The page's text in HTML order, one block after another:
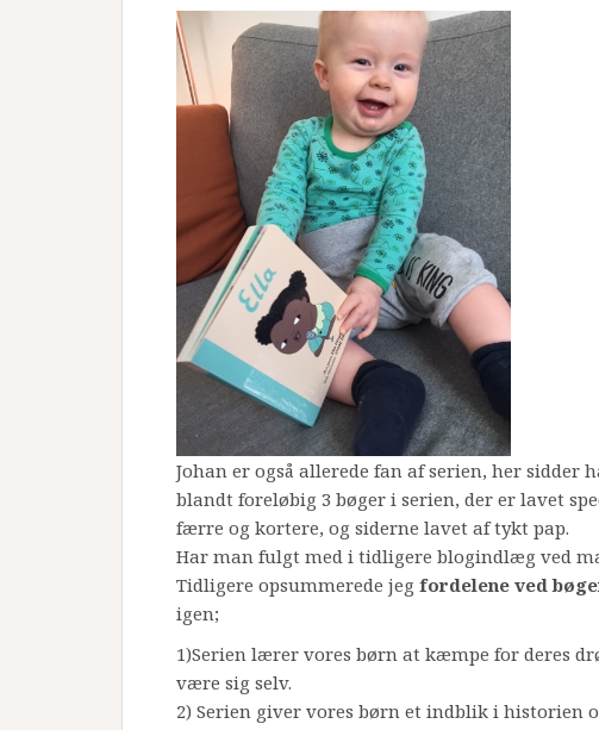
Johan er også allerede fan af serien, her sidder
blandt foreløbig 3 bøger i serien, der er lavet
færre og kortere, og siderne lavet af tykt pap.
Har man fulgt med i tidligere blogindlæg ved
Tidligere opsummerede jeg fordelene ved
igen;
1)Serien lærer vores børn at kæmpe for deres
være sig selv.
2) Serien giver vores børn et indblik i historien